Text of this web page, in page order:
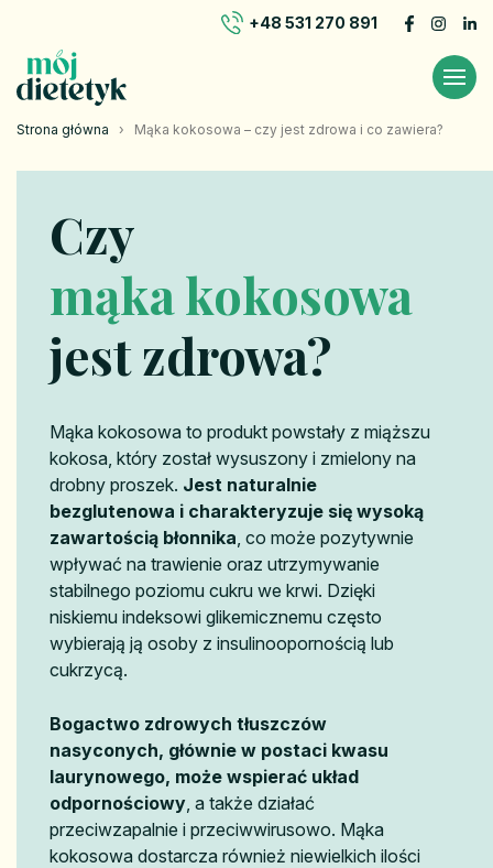
+48 531 270 891
Strona główna › Mąka kokosowa – czy jest zdrowa i co zawiera?
Czy
mąka kokosowa
jest zdrowa?
Mąka kokosowa to produkt powstały z miąższu
kokosa, który został wysuszony i zmielony na
drobny proszek. Jest naturalnie
bezglutenowa i charakteryzuje się wysoką
zawartością błonnika , co może pozytywnie
wpływać na trawienie oraz utrzymywanie
stabilnego poziomu cukru we krwi. Dzięki
niskiemu indeksowi glikemicznemu często
wybierają ją osoby z insulinoopornością lub
cukrzycą.
Bogactwo zdrowych tłuszczów
nasyconych, głównie w postaci kwasu
laurynowego, może wspierać układ
odpornościowy , a także działać
przeciwzapalnie i przeciwwirusowo. Mąka
kokosowa dostarcza również niewielkich ilości